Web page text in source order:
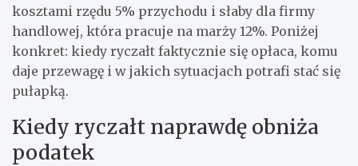
kosztami rzędu 5% przychodu i słaby dla firmy
handlowej, która pracuje na marży 12%. Poniżej
konkret: kiedy ryczałt faktycznie się opłaca, komu
daje przewagę i w jakich sytuacjach potrafi stać się
pułapką.
Kiedy ryczałt naprawdę obniża
podatek